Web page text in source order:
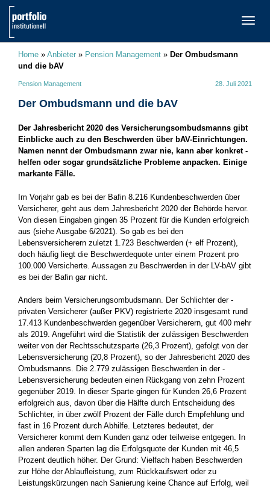
Home » Anbieter » Pension Management » Der Ombudsmann
und die bAV
Pension Management 28. Juli 2021
Der Ombudsmann und die bAV
Der Jahresbericht 2020 des Versicherungsombudsmanns gibt
Einblicke auch zu den Beschwerden über bAV-Einrichtungen.
­Namen nennt der Ombudsmann zwar nie, kann aber konkret ­
helfen oder sogar grundsätzliche Probleme anpacken. Einige
markante Fälle.
Im Vorjahr gab es bei der Bafin 8.216 Kundenbeschwerden über
Versicherer, geht aus dem Jahresbericht 2020 der Behörde hervor.
Von diesen Eingaben gingen 35 Prozent für die Kunden erfolgreich
aus (siehe Ausgabe 6/2021). So gab es bei den
Lebensversicherern zuletzt 1.723 Beschwerden (+ elf Prozent),
doch häufig liegt die Beschwerdequote unter einem Prozent pro
100.000 Versicherte. Aussagen zu Beschwerden in der LV-bAV gibt
es bei der Bafin gar nicht.
Anders beim Versicherungsombudsmann. Der Schlichter der ­
privaten Versicherer (außer PKV) registrierte 2020 insgesamt rund
17.413 Kundenbeschwerden gegenüber Versicherern, gut 400 mehr
als 2019. Angeführt wird die Statistik der zulässigen Beschwerden
weiter von der Rechtsschutzsparte (26,3 Prozent), gefolgt von der
Lebensversicherung (20,8 Prozent), so der Jahresbericht 2020 des
Ombudsmanns. Die 2.779 zulässigen Beschwerden in der ­
Lebensversicherung bedeuten einen Rückgang von zehn Prozent
gegenüber 2019. In dieser Sparte gingen für Kunden 26,6 Prozent
erfolgreich aus, davon über die Hälfte durch Entscheidung des
Schlichter, in über zwölf Prozent der Fälle durch Empfehlung und
fast in 16 Prozent durch Abhilfe. Letzteres bedeutet, der
Versicherer kommt dem Kunden ganz oder teilweise entgegen. In
allen ­anderen Sparten lag die Erfolgsquote der Kunden mit 46,5
Prozent deutlich höher. Der Grund: Vielfach haben Beschwerden
zur Höhe der ­Ablaufleistung, zum Rückkaufswert oder zu
Leistungskürzungen nach Sanierung keine Chance auf Erfolg, weil